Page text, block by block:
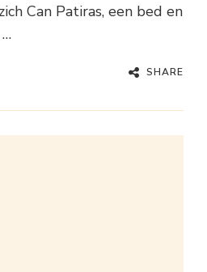
Can Patiras, een bed en
SHARE